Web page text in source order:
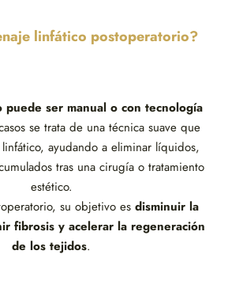
linfático postoperatorio?
ser manual o con tecnología
se trata de una técnica suave que
ayudando a eliminar líquidos,
tras una cirugía o tratamiento
estético.
su objetivo es disminuir la
fibrosis y acelerar la regeneración
de los tejidos.